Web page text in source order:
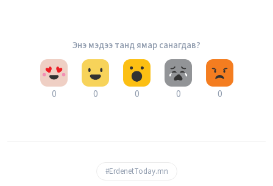
Энэ мэдээ танд ямар санагдав?
0 0 0 0 0
#ErdenetToday.mn